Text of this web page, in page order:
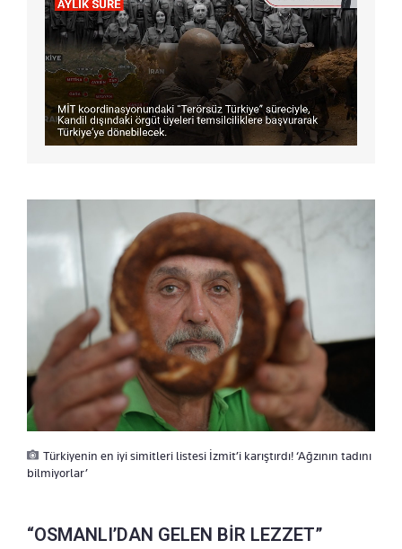
Türkiyenin en iyi simitleri listesi İzmit’i karıştırdı! ‘Ağzının tadını
bilmiyorlar’
“OSMANLI’DAN GELEN BİR LEZZET”